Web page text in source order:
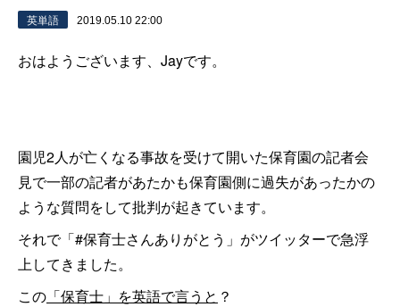
英単語 2019.05.10 22:00
おはようございます、Jayです。
園児2人が亡くなる事故を受けて開いた保育園の記者会
見で一部の記者があたかも保育園側に過失があったかの
ような質問をして批判が起きています。
それで「#保育士さんありがとう」がツイッターで急浮
上してきました。
この 「保育士」を英語で言うと ？